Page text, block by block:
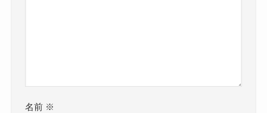
名前 ※